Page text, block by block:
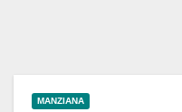
MANZIANA